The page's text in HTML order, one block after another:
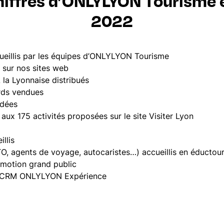
2022
par les équipes d’ONLYLYON Tourisme
nos sites web
Lyonnaise distribués
vendues
175 activités proposées sur le site Visiter Lyon
agents de voyage, autocaristes…) accueillis en éductour
grand public
ONLYLYON Expérience